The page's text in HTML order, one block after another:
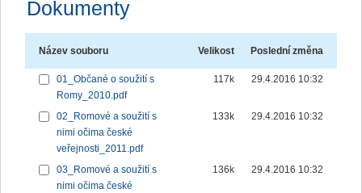
Dokumenty
Název souboru Velikost Poslední změna
01_Občané o soužití s
Romy_2010.pdf
117k 29.4.2016 10:32
02_Romové a soužití s
nimi očima české
veřejnosti_2011.pdf
133k 29.4.2016 10:32
03_Romové a soužití s
nimi očima české
136k 29.4.2016 10:32